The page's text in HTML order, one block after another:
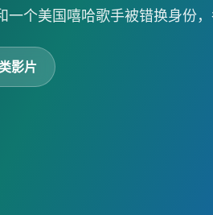
一个美国嘻哈歌手被错换身份，
影片